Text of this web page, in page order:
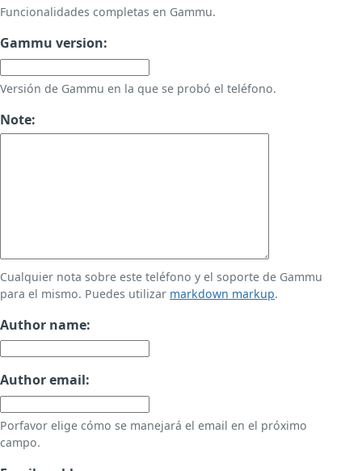
Funcionalidades completas en Gammu.
Gammu version:
Versión de Gammu en la que se probó el teléfono.
Note:
Cualquier nota sobre este teléfono y el soporte de Gammu
para el mismo. Puedes utilizar markdown markup.
Author name:
Author email:
Porfavor elige cómo se manejará el email en el próximo
campo.